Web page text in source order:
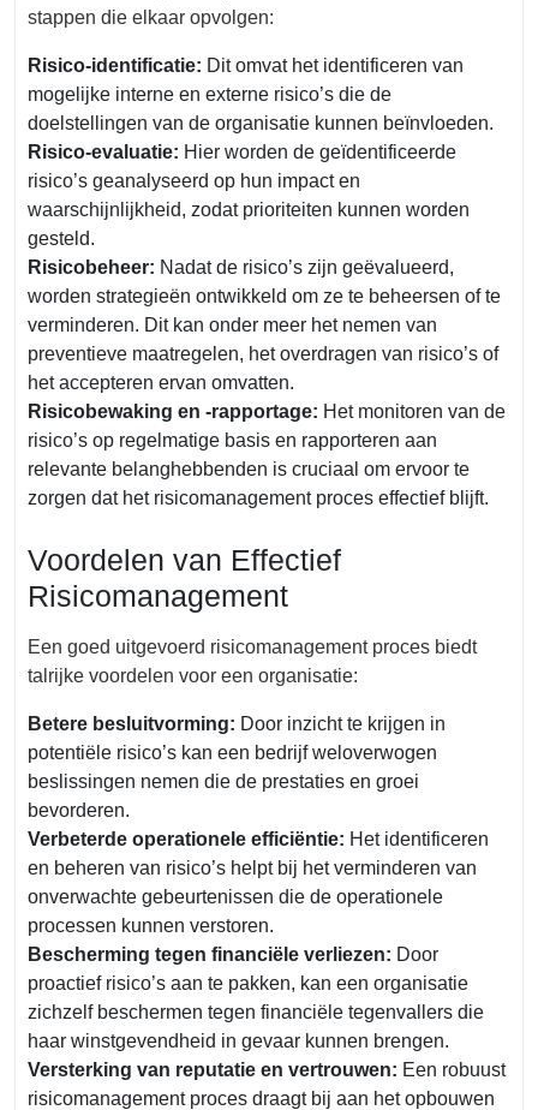
stappen die elkaar opvolgen:
Risico-identificatie: Dit omvat het identificeren van
mogelijke interne en externe risico’s die de
doelstellingen van de organisatie kunnen beïnvloeden.
Risico-evaluatie: Hier worden de geïdentificeerde
risico’s geanalyseerd op hun impact en
waarschijnlijkheid, zodat prioriteiten kunnen worden
gesteld.
Risicobeheer: Nadat de risico’s zijn geëvalueerd,
worden strategieën ontwikkeld om ze te beheersen of te
verminderen. Dit kan onder meer het nemen van
preventieve maatregelen, het overdragen van risico’s of
het accepteren ervan omvatten.
Risicobewaking en -rapportage: Het monitoren van de
risico’s op regelmatige basis en rapporteren aan
relevante belanghebbenden is cruciaal om ervoor te
zorgen dat het risicomanagement proces effectief blijft.
Voordelen van Effectief
Risicomanagement
Een goed uitgevoerd risicomanagement proces biedt
talrijke voordelen voor een organisatie:
Betere besluitvorming: Door inzicht te krijgen in
potentiële risico’s kan een bedrijf weloverwogen
beslissingen nemen die de prestaties en groei
bevorderen.
Verbeterde operationele efficiëntie: Het identificeren
en beheren van risico’s helpt bij het verminderen van
onverwachte gebeurtenissen die de operationele
processen kunnen verstoren.
Bescherming tegen financiële verliezen: Door
proactief risico’s aan te pakken, kan een organisatie
zichzelf beschermen tegen financiële tegenvallers die
haar winstgevendheid in gevaar kunnen brengen.
Versterking van reputatie en vertrouwen: Een robuust
risicomanagement proces draagt bij aan het opbouwen